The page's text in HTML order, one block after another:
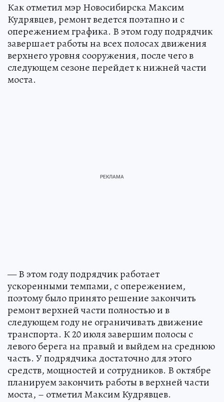
Как отметил мэр Новосибирска Максим
Кудрявцев, ремонт ведется поэтапно и с
опережением графика. В этом году подрядчик
завершает работы на всех полосах движения
верхнего уровня сооружения, после чего в
следующем сезоне перейдет к нижней части
моста.
— В этом году подрядчик работает
ускоренными темпами, с опережением,
поэтому было принято решение закончить
ремонт верхней части полностью и в
следующем году не ограничивать движение
транспорта. К 20 июля завершим полосы с
левого берега на правый и выйдем на среднюю
часть. У подрядчика достаточно для этого
средств, мощностей и сотрудников. В октябре
планируем закончить работы в верхней части
моста, – отметил Максим Кудрявцев.